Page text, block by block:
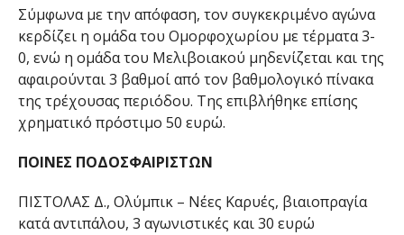
Σύμφωνα με την απόφαση, τον συγκεκριμένο αγώνα
κερδίζει η ομάδα του Ομορφοχωρίου με τέρματα 3-
0, ενώ η ομάδα του Μελιβοιακού μηδενίζεται και της
αφαιρούνται 3 βαθμοί από τον βαθμολογικό πίνακα
της τρέχουσας περιόδου. Της επιβλήθηκε επίσης
χρηματικό πρόστιμο 50 ευρώ.
ΠΟΙΝΕΣ ΠΟΔΟΣΦΑΙΡΙΣΤΩΝ
ΠΙΣΤΟΛΑΣ Δ., Ολύμπικ – Νέες Καρυές, βιαιοπραγία
κατά αντιπάλου, 3 αγωνιστικές και 30 ευρώ